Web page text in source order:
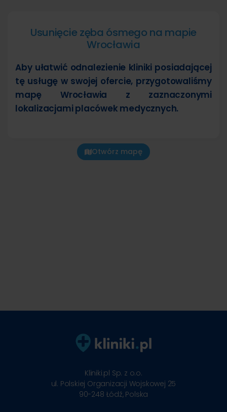
Usunięcie zęba ósmego na mapie
Wrocławia
Aby ułatwić odnalezienie kliniki posiadającej
tę usługę w swojej ofercie, przygotowaliśmy
mapę Wrocławia z zaznaczonymi
lokalizacjami placówek medycznych.
Otwórz mapę
Kliniki.pl Sp. z o.o.
ul. Polskiej Organizacji Wojskowej 25
90-248 Łódź, Polska